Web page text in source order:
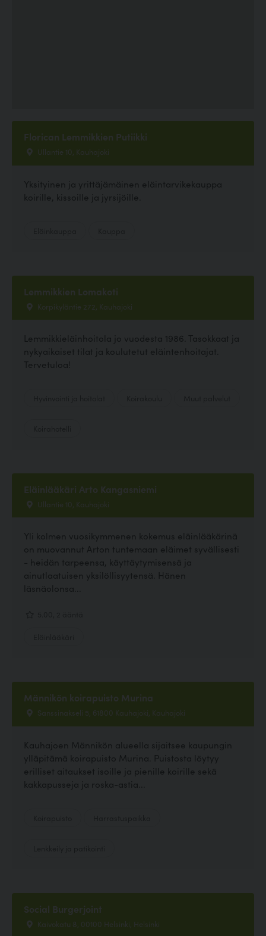
Florican Lemmikkien Putiikki
Ullantie 10, Kauhajoki
Yksityinen ja yrittäjämäinen eläintarvikekauppa
koirille, kissoille ja jyrsijöille.
Lemmikkien Lomakoti
Korpikyläntie 272, Kauhajoki
Lemmikkieläinhoitola jo vuodesta 1986. Tasokkaat ja
nykyaikaiset tilat ja koulutetut eläintenhoitajat.
Tervetuloa!
Eläinlääkäri Arto Kangasniemi
Ullantie 10, Kauhajoki
Yli kolmen vuosikymmenen kokemus eläinlääkärinä
on muovannut Arton tuntemaan eläimet syvällisesti
- heidän tarpeensa, käyttäytymisensä ja
ainutlaatuisen yksilöllisyytensä. Hänen
läsnäolonsa...
Männikön koirapuisto Murina
Sanssinakseli 5, 61800 Kauhajoki, Kauhajoki
Kauhajoen Männikön alueella sijaitsee kaupungin
ylläpitämä koirapuisto Murina. Puistosta löytyy
erilliset aitaukset isoille ja pienille koirille sekä
kakkapusseja ja roska-astia...
Social Burgerjoint
Kaivokatu 8, 00100 Helsinki, Helsinki